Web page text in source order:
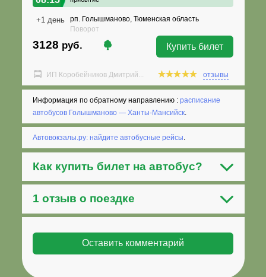
+1 день
рп. Голышманово, Тюменская область
Поворот
3128 руб. Купить билет
ИП Коробейников Дмитрий... отзывы
Информация по обратному направлению :расписание
автобусов Голышманово — Ханты-Мансийск
Автовокзалы.ру: найдите автобусные рейсы.
Как купить билет на автобус?
1 отзыв о поездке